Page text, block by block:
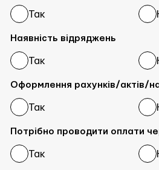
Так
Наявність відряджень
Так
Оформлення рахунків/актів/
Так
Потрібно проводити оплати
Так